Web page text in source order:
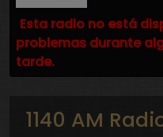
Esta radio no está
problemas durante
tarde.
1140 AM